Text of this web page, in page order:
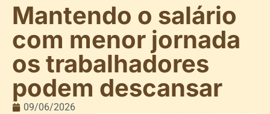
Mantendo o salário
com menor jornada
os trabalhadores
podem descansar
09/06/2026